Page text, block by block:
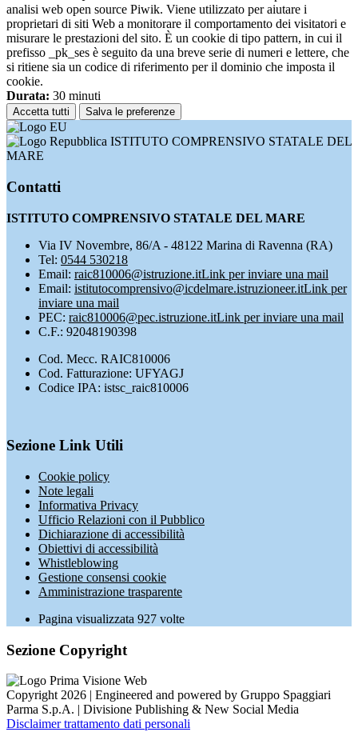
analisi web open source Piwik. Viene utilizzato per aiutare i
proprietari di siti Web a monitorare il comportamento dei visitatori e
misurare le prestazioni del sito. È un cookie di tipo pattern, in cui il
prefisso _pk_ses è seguito da una breve serie di numeri e lettere, che
si ritiene sia un codice di riferimento per il dominio che imposta il
cookie.
Durata: 30 minuti
Accetta tutti Salva le preferenze
ISTITUTO COMPRENSIVO STATALE DEL
MARE
Contatti
ISTITUTO COMPRENSIVO STATALE DEL MARE
Via IV Novembre, 86/A - 48122 Marina di Ravenna (RA)
Tel: 0544 530218
Email: raic810006@istruzione.itLink per inviare una mail
Email: istitutocomprensivo@icdelmare.istruzioneer.itLink per
inviare una mail
PEC: raic810006@pec.istruzione.itLink per inviare una mail
C.F.: 92048190398
Cod. Mecc. RAIC810006
Cod. Fatturazione: UFYAGJ
Codice IPA: istsc_raic810006
Sezione Link Utili
Cookie policy
Note legali
Informativa Privacy
Ufficio Relazioni con il Pubblico
Dichiarazione di accessibilità
Obiettivi di accessibilità
Whistleblowing
Gestione consensi cookie
Amministrazione trasparente
Pagina visualizzata 927 volte
Sezione Copyright
Copyright 2026 | Engineered and powered by Gruppo Spaggiari
Parma S.p.A. | Divisione Publishing & New Social Media
Disclaimer trattamento dati personali